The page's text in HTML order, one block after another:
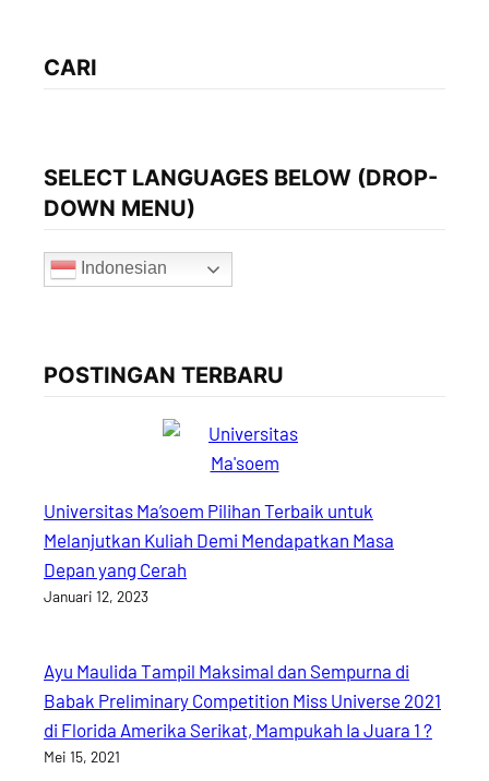
CARI
SELECT LANGUAGES BELOW (DROP-
DOWN MENU)
Indonesian
POSTINGAN TERBARU
Universitas Ma’soem Pilihan Terbaik untuk
Melanjutkan Kuliah Demi Mendapatkan Masa
Depan yang Cerah
Januari 12, 2023
Ayu Maulida Tampil Maksimal dan Sempurna di
Babak Preliminary Competition Miss Universe 2021
di Florida Amerika Serikat, Mampukah Ia Juara 1 ?
Mei 15, 2021